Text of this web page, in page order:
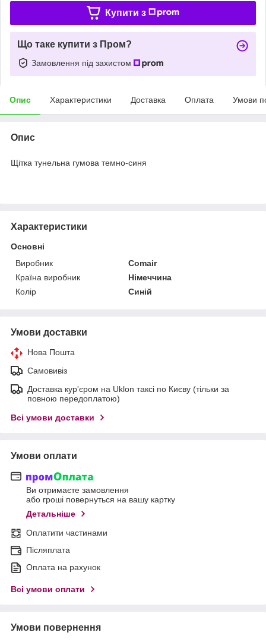
Купити з
Що таке купити з Пром?
Замовлення під захистом
Опис Характеристики Доставка Оплата Умови
Опис
Щітка тунельна гумова темно-синя
Характеристики
Основні
Виробник
Comair
Країна виробник
Німеччина
Колір
Синій
Умови доставки
Нова Пошта
Самовивіз
Доставка кур'єром на Uklon таксі по Києву (тільки за
повною передоплатою)
Всі умови доставки
Умови оплати
Ви отримаєте замовлення
або гроші повернуться на вашу картку
Детальніше
Оплатити частинами
Післяплата
Оплата на рахунок
Всі умови оплати
Умови повернення